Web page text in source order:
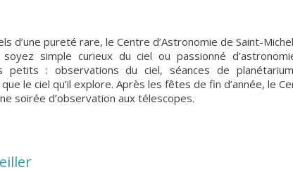
d’une pureté rare, le Centre d’Astronomie de Saint-
simple curieux du ciel ou passionné
petits : observations du ciel, séances de
le ciel qu’il explore. Après les fêtes de fin d’année, le
soirée d’observation aux télescopes.